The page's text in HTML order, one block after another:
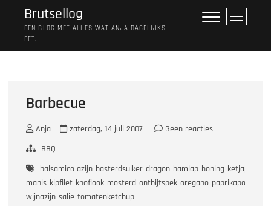
Brutsellog
EEN BLOG MET ALLES WAT ANJA DAGELIJKS
EET.
M
e
Barbecue
Anja zaterdag, 14 juli 2007
Geen reacties
BBQ
balsamico azijn basterdsuiker dragon hamlap honing ketjap
manis kipfilet knoflook mosterd ontbijtspek oregano paprikapoeder
wijnazijn salie tomatenketchup